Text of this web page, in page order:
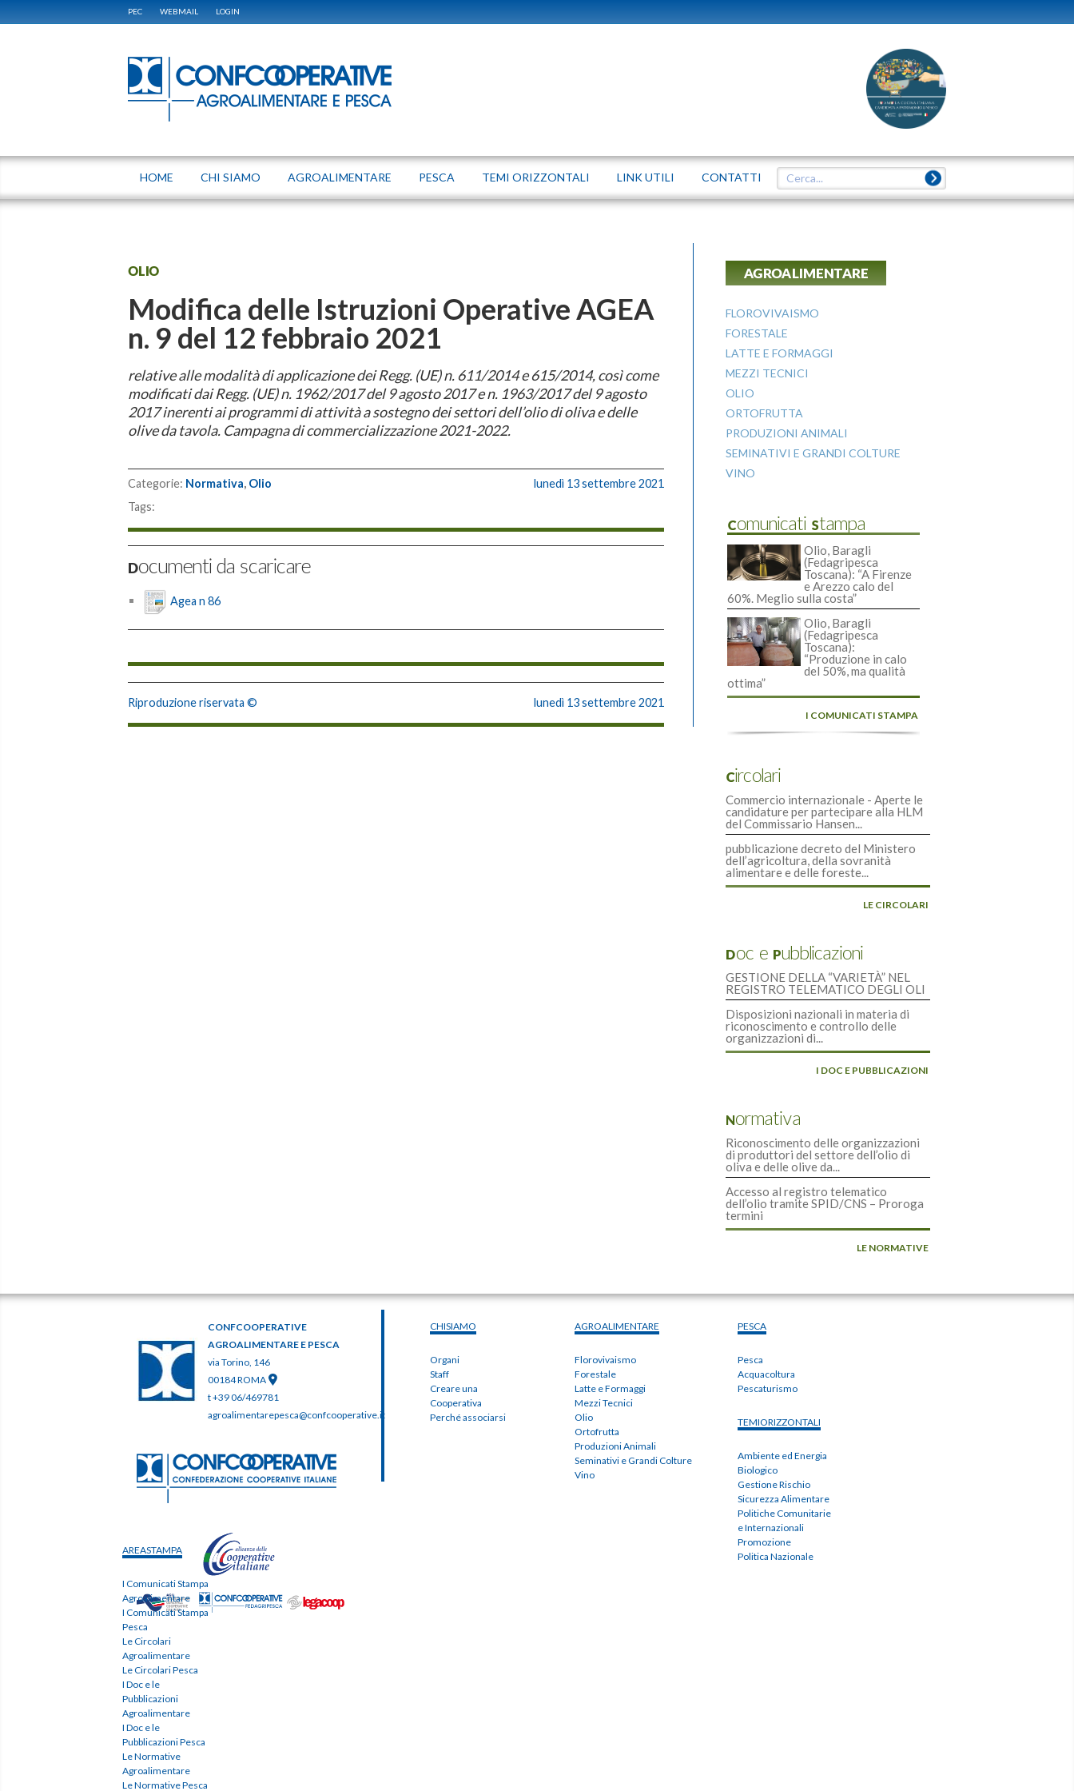
PEC WEBMAIL LOGIN
HOME CHI SIAMO AGROALIMENTARE PESCA TEMI ORIZZONTALI LINK UTILI CONTATTI
OLIO
Modifica delle Istruzioni Operative AGEA
n. 9 del 12 febbraio 2021
relative alle modalità di applicazione dei Regg. (UE) n. 611/2014 e 615/2014, così come
modificati dai Regg. (UE) n. 1962/2017 del 9 agosto 2017 e n. 1963/2017 del 9 agosto
2017 inerenti ai programmi di attività a sostegno dei settori dell’olio di oliva e delle
olive da tavola. Campagna di commercializzazione 2021-2022.
lunedì 13 settembre 2021
Categorie: Normativa, Olio
Tags:
Documenti da scaricare
Agea n 86
Riproduzione riservata © lunedì 13 settembre 2021
AGROALIMENTARE
FLOROVIVAISMO
FORESTALE
LATTE E FORMAGGI
MEZZI TECNICI
OLIO
ORTOFRUTTA
PRODUZIONI ANIMALI
SEMINATIVI E GRANDI COLTURE
VINO
Comunicati Stampa
Olio, Baragli
(Fedagripesca
Toscana): “A Firenze
e Arezzo calo del
60%. Meglio sulla costa”
Olio, Baragli
(Fedagripesca
Toscana):
“Produzione in calo
del 50%, ma qualità
ottima”
I COMUNICATI STAMPA
Circolari
Commercio internazionale - Aperte le
candidature per partecipare alla HLM
del Commissario Hansen...
pubblicazione decreto del Ministero
dell’agricoltura, della sovranità
alimentare e delle foreste...
LE CIRCOLARI
Doc e Pubblicazioni
GESTIONE DELLA “VARIETÀ” NEL
REGISTRO TELEMATICO DEGLI OLI
Disposizioni nazionali in materia di
riconoscimento e controllo delle
organizzazioni di...
I DOC E PUBBLICAZIONI
Normativa
Riconoscimento delle organizzazioni
di produttori del settore dell’olio di
oliva e delle olive da...
Accesso al registro telematico
dell’olio tramite SPID/CNS – Proroga
termini
LE NORMATIVE
CONFCOOPERATIVE
AGROALIMENTARE E PESCA
via Torino, 146
00184 ROMA
t +39 06/469781
agroalimentarepesca@confcooperative.it
CHISIAMO
Organi
Staff
Creare una
Cooperativa
Perché associarsi
AGROALIMENTARE
Florovivaismo
Forestale
Latte e Formaggi
Mezzi Tecnici
Olio
Ortofrutta
Produzioni Animali
Seminativi e Grandi Colture
Vino
PESCA
Pesca
Acquacoltura
Pescaturismo
TEMIORIZZONTALI
Ambiente ed Energia
Biologico
Gestione Rischio
Sicurezza Alimentare
Politiche Comunitarie
e Internazionali
Promozione
Politica Nazionale
AREASTAMPA
I Comunicati Stampa
Agroalimentare
I Comunicati Stampa
Pesca
Le Circolari
Agroalimentare
Le Circolari Pesca
I Doc e le
Pubblicazioni
Agroalimentare
I Doc e le
Pubblicazioni Pesca
Le Normative
Agroalimentare
Le Normative Pesca